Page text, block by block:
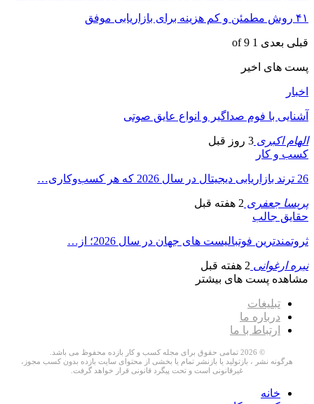
۴۱ روش مطمئن و کم‌ هزینه برای بازاریابی موفق
قبلی بعدی 1 of 9
پست های اخیر
اخبار
آشنایی با فوم صداگیر و انواع عایق صوتی
الهام اکبری 3 روز قبل
کسب و کار
26 ترند بازاریابی دیجیتال در سال 2026 که هر کسب‌وکاری…
پریسا جعفری 2 هفته قبل
حقایق جالب
ثروتمندترین فوتبالیست های جهان در سال 2026؛ از…
نیره ارغوانی 2 هفته قبل
مشاهده پست های بیشتر
تبلیغات
درباره ما
ارتباط با ما
© 2026 تمامی حقوق برای مجله کسب و کار بازده محفوظ می باشد.
هرگونه نشر ، بازتولید یا بازنشر تمام یا بخشی از محتوای سایت بازده بدون کسب مجوز،
غیرقانونی است و تحت پیگرد قانونی قرار خواهد گرفت.
خانه